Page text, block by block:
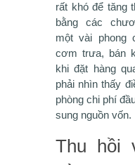
rất khó để tăng
bằng các
một vài phong
cơm trưa, bán
khi đặt hàng
phải nhìn thấy
phòng chi phí
sung nguồn vốn.
Thu hồi